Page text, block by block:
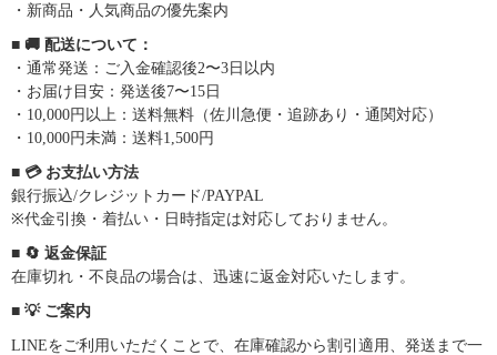
・新商品・人気商品の優先案内
■ 🚚 配送について：
・通常発送：ご入金確認後2〜3日以内
・お届け目安：発送後7〜15日
・10,000円以上：送料無料（佐川急便・追跡あり・通関対応）
・10,000円未満：送料1,500円
■ 💳 お支払い方法
銀行振込/クレジットカード/PAYPAL
※代金引換・着払い・日時指定は対応しておりません。
■ 🔄 返金保証
在庫切れ・不良品の場合は、迅速に返金対応いたします。
■ 💡 ご案内
LINEをご利用いただくことで、在庫確認から割引適用、発送まで一